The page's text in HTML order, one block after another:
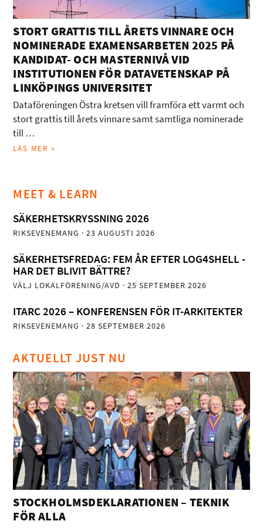
STORT GRATTIS TILL ÅRETS VINNARE OCH
NOMINERADE EXAMENSARBETEN 2025 PÅ
KANDIDAT- OCH MASTERNIVÅ VID
INSTITUTIONEN FÖR DATAVETENSKAP PÅ
LINKÖPINGS UNIVERSITET
Dataföreningen Östra kretsen vill framföra ett varmt och
stort grattis till årets vinnare samt samtliga nominerade
till …
LÄS MER »
MEET & LEARN
SÄKERHETSKRYSSNING 2026
RIKSEVENEMANG · 23 AUGUSTI 2026
SÄKERHETSFREDAG: FEM ÅR EFTER LOG4SHELL -
HAR DET BLIVIT BÄTTRE?
VÄLJ LOKALFÖRENING/AVD · 25 SEPTEMBER 2026
ITARC 2026 – KONFERENSEN FÖR IT-ARKITEKTER
RIKSEVENEMANG · 28 SEPTEMBER 2026
AKTUELLT JUST NU
STOCKHOLMSDEKLARATIONEN – TEKNIK
FÖR ALLA